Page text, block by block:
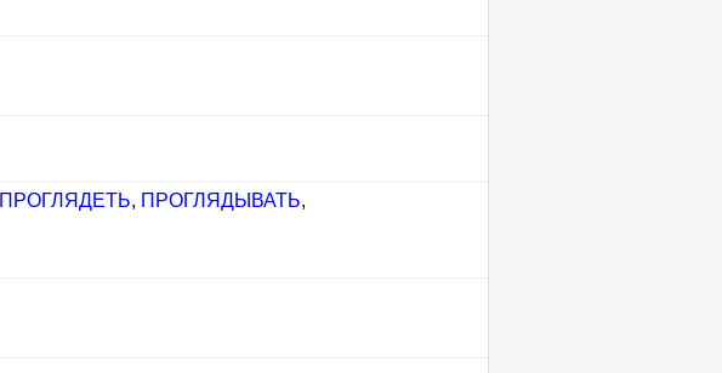
ПРОГЛЯДЕТЬ, ПРОГЛЯДЫВАТЬ,